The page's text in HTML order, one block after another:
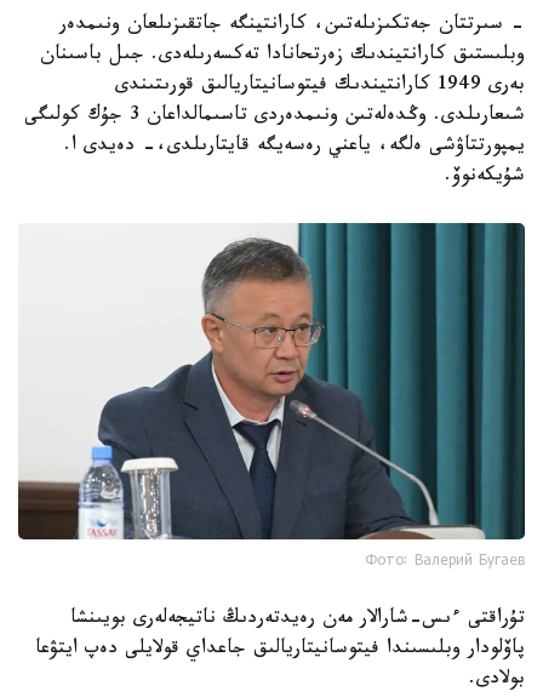
- سىرتتان جەتكىزىلەتىن، كارانتينگە جاتقىزىلعان ونىمدەر
وبلىستىق كارانتيندىك زەرتحانادا تەكسەرىلەدى. جىل باسىنان
بەرى 1949 كارانتيندىك فيتوسانيتاريالىق قورىتىندى
شىعارىلدى. وڭدەلەتىن ونىمدەردى تاسىمالداعان 3 جۇك كولىگى
يمپورتتاۋشى ەلگە، ياعني رەسەيگە قايتارىلدى،- دەيدى ا.
شۇيكەنوۆ.
Фото: Валерий Бугаев
تۇراقتى ءىس-شارالار مەن رەيدتەردىڭ ناتيجەلەرى بويىنشا
پاۆلودار وبلىسىندا فيتوسانيتاريالىق جاعداي قولايلى دەپ ايتۋعا
بولادى.